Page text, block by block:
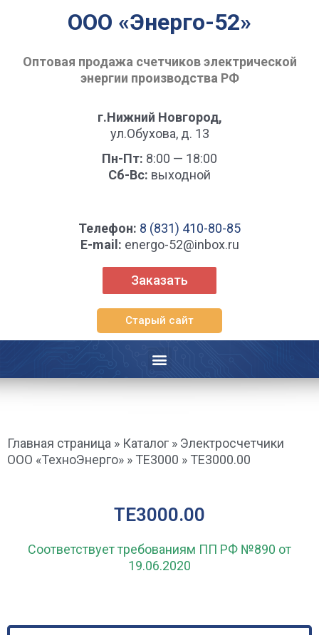
ООО «Энерго-52»
Оптовая продажа счетчиков электрической
энергии производства РФ
г.Нижний Новгород,
ул.Обухова, д. 13
Пн-Пт: 8:00 — 18:00
Сб-Вс: выходной
Телефон: 8 (831) 410-80-85
Е-mail: energo-52@inbox.ru
Заказать
Старый сайт
Главная страница » Каталог » Электросчетчики
ООО «ТехноЭнерго» » ТЕ3000 » ТЕ3000.00
ТЕ3000.00
Соответствует требованиям ПП РФ №890 от
19.06.2020